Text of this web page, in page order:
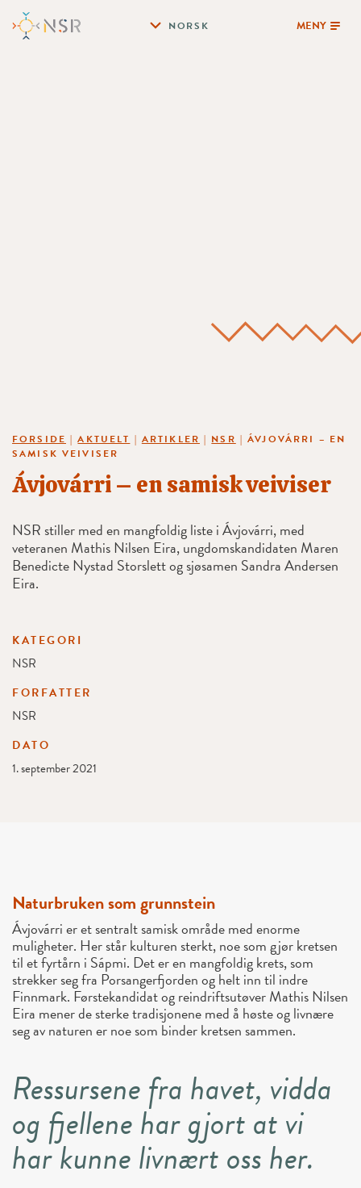
NORSK MENY
FORSIDE |AKTUELT | ARTIKLER | NSR |ÁVJOVÁRRI – EN
SAMISK VEIVISER
Ávjovárri – en samisk veiviser
NSR stiller med en mangfoldig liste i Ávjovárri, med
veteranen Mathis Nilsen Eira, ungdomskandidaten Maren
Benedicte Nystad Storslett og sjøsamen Sandra Andersen
Eira.
KATEGORI
NSR
FORFATTER
NSR
DATO
1. september 2021
Naturbruken som grunnstein
Ávjovárri er et sentralt samisk område med enorme
muligheter. Her står kulturen sterkt, noe som gjør kretsen
til et fyrtårn i Sápmi. Det er en mangfoldig krets, som
strekker seg fra Porsangerfjorden og helt inn til indre
Finnmark. Førstekandidat og reindriftsutøver Mathis Nilsen
Eira mener de sterke tradisjonene med å høste og livnære
seg av naturen er noe som binder kretsen sammen.
Ressursene fra havet, vidda
og fjellene har gjort at vi
har kunne livnært oss her.